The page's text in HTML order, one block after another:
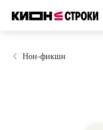
Нон-фикшн